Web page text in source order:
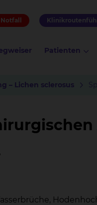
Notfall
Patienten
– Lichen sclerosus